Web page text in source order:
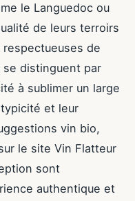
le Languedoc ou
de leurs terroirs
de
se distinguent par
à sublimer un large
et leur
vin bio,
le site Vin Flatteur
sont
authentique et